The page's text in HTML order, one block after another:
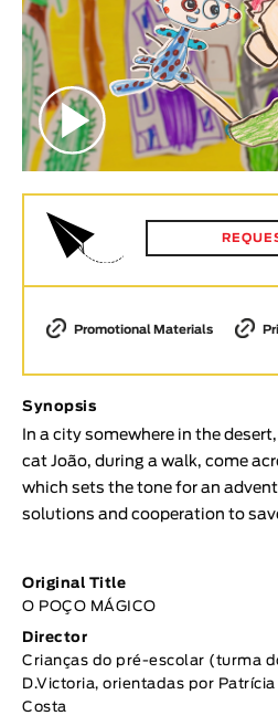
Animar Films
About Us & Contacts
Curtas Vila do Conde Solar O
Animar
AVAILABLE SUBTITLES
Available Subtitles
YEAR
Year
< / >
Fiction
Animation
Experimental
Documentary
TOPICS
Promotional Materials
Synopsis
In a city somewhere in the
cat João, during a walk, come
which sets the tone for an
solutions and cooperation to
Original Title
O POÇO MÁGICO
Director
Crianças do pré-escolar (turma
D.Victoria, orientadas por
Costa